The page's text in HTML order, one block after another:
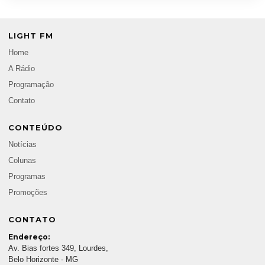
LIGHT FM
Home
A Rádio
Programação
Contato
CONTEÚDO
Notícias
Colunas
Programas
Promoções
CONTATO
Endereço:
Av. Bias fortes 349, Lourdes,
Belo Horizonte - MG